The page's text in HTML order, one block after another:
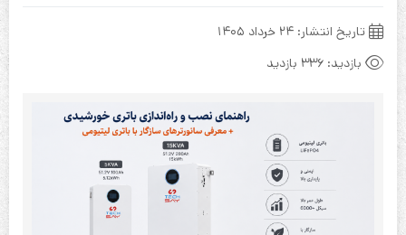
تاریخ انتشار: ۲۴ خرداد ۱۴۰۵
بازدید: 336 بازدید